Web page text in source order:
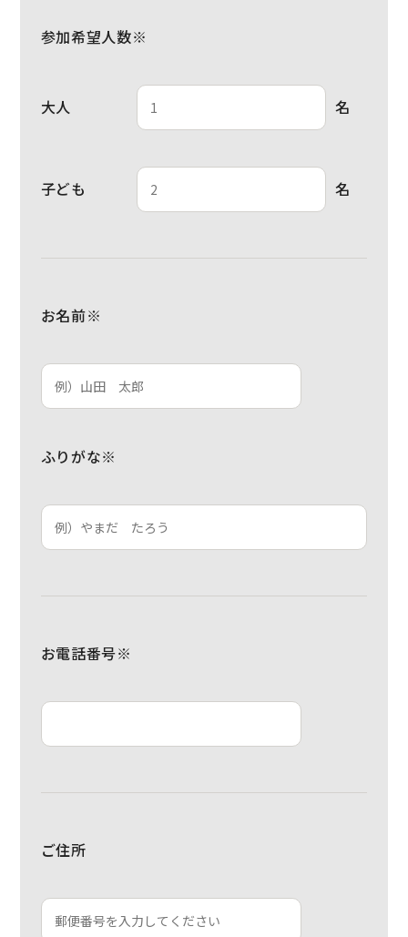
参加希望人数※
大人 名
子ども 名
お名前※
ふりがな※
お電話番号※
ご住所